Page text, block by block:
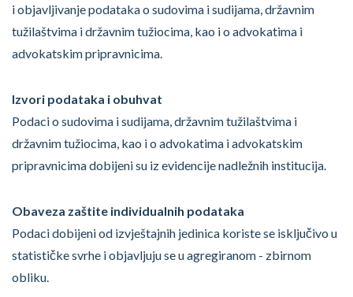
i objavljivanje podataka o sudovima i sudijama, državnim
tužilaštvima i državnim tužiocima, kao i o advokatima i
advokatskim pripravnicima.
Izvori podataka i obuhvat
Podaci o sudovima i sudijama, državnim tužilaštvima i
državnim tužiocima, kao i o advokatima i advokatskim
pripravnicima dobijeni su iz evidencije nadležnih institucija.
Obaveza zaštite individualnih podataka
Podaci dobijeni od izvještajnih jedinica koriste se isključivo u
statističke svrhe i objavljuju se u agregiranom - zbirnom
obliku.